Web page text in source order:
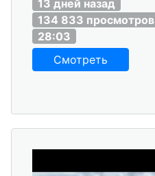
13 дней назад
134 833 просмотров
28:03
Смотреть